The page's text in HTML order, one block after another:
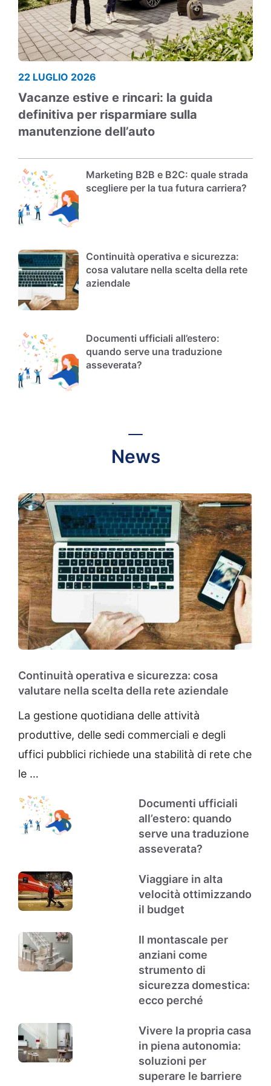
22 LUGLIO 2026
Vacanze estive e rincari: la guida
definitiva per risparmiare sulla
manutenzione dell’auto
Marketing B2B e B2C: quale strada
scegliere per la tua futura carriera?
Continuità operativa e sicurezza:
cosa valutare nella scelta della rete
aziendale
Documenti ufficiali all’estero:
quando serve una traduzione
asseverata?
News
Continuità operativa e sicurezza: cosa
valutare nella scelta della rete aziendale
La gestione quotidiana delle attività
produttive, delle sedi commerciali e degli
uffici pubblici richiede una stabilità di rete che
le …
Documenti ufficiali
all’estero: quando
serve una traduzione
asseverata?
Viaggiare in alta
velocità ottimizzando
il budget
Il montascale per
anziani come
strumento di
sicurezza domestica:
ecco perché
Vivere la propria casa
in piena autonomia:
soluzioni per
superare le barriere